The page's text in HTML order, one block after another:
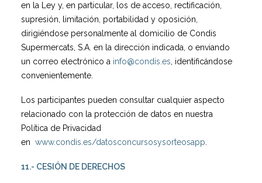
en la Ley y, en particular, los de acceso, rectificación,
supresión, limitación, portabilidad y oposición,
dirigiéndose personalmente al domicilio de Condis
Supermercats, S.A. en la dirección indicada, o enviando
un correo electrónico a info@condis.es , identificándose
convenientemente.
Los participantes pueden consultar cualquier aspecto
relacionado con la protección de datos en nuestra
Política de Privacidad
en www.condis.es/datosconcursosysorteosapp
11.- CESIÓN DE DERECHOS